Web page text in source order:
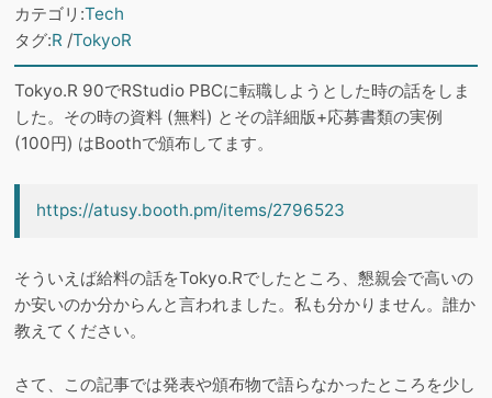
カテゴリ:Tech
タグ:R TokyoR
Tokyo.R 90でRStudio PBCに転職しようとした時の話をしま
した。その時の資料 (無料) とその詳細版+応募書類の実例
(100円) はBoothで頒布してます。
https://atusy.booth.pm/items/2796523
そういえば給料の話をTokyo.Rでしたところ、懇親会で高いの
か安いのか分からんと言われました。私も分かりません。誰か
教えてください。
さて、この記事では発表や頒布物で語らなかったところを少し